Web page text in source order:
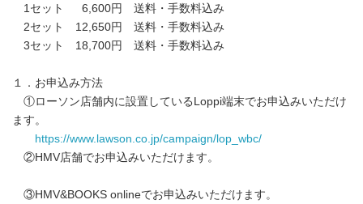
1セット 6,600円 送料・手数料込み
2セット 12,650円 送料・手数料込み
3セット 18,700円 送料・手数料込み
１．お申込み方法
①ローソン店舗内に設置しているLoppi端末でお申込みいただけ
ます。
https://www.lawson.co.jp/campaign/lop_wbc/
②HMV店舗でお申込みいただけます。
③HMV&BOOKS onlineでお申込みいただけます。